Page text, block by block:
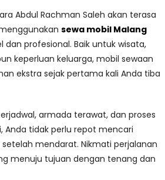
Abdul Rachman Saleh akan terasa
sewa mobil Malang
dan profesional. Baik untuk wisata,
keperluan keluarga, mobil sewaan
ekstra sejak pertama kali Anda tiba
armada terawat, dan proses
Anda tidak perlu repot mencari
mendarat. Nikmati perjalanan
menuju tujuan dengan tenang dan